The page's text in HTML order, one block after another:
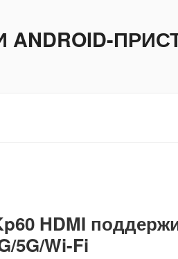
ANDROID-
HDMI
5G/Wi-Fi